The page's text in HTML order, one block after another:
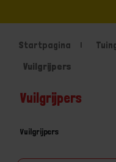
Startpagina
Vuilgrijpers
Vuilgrijpers
Vuilgrijpers